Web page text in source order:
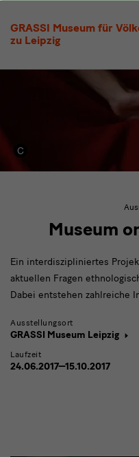
GRASSI Museum für
zu Leipzig
on
the
Museum
Ein interdiszipliniertes
aktuellen Fragen
Dabei entstehen zahlreiche
Ausstellungsort
GRASSI Museum Leipzig
Laufzeit
24.06.2017—15.10.2017